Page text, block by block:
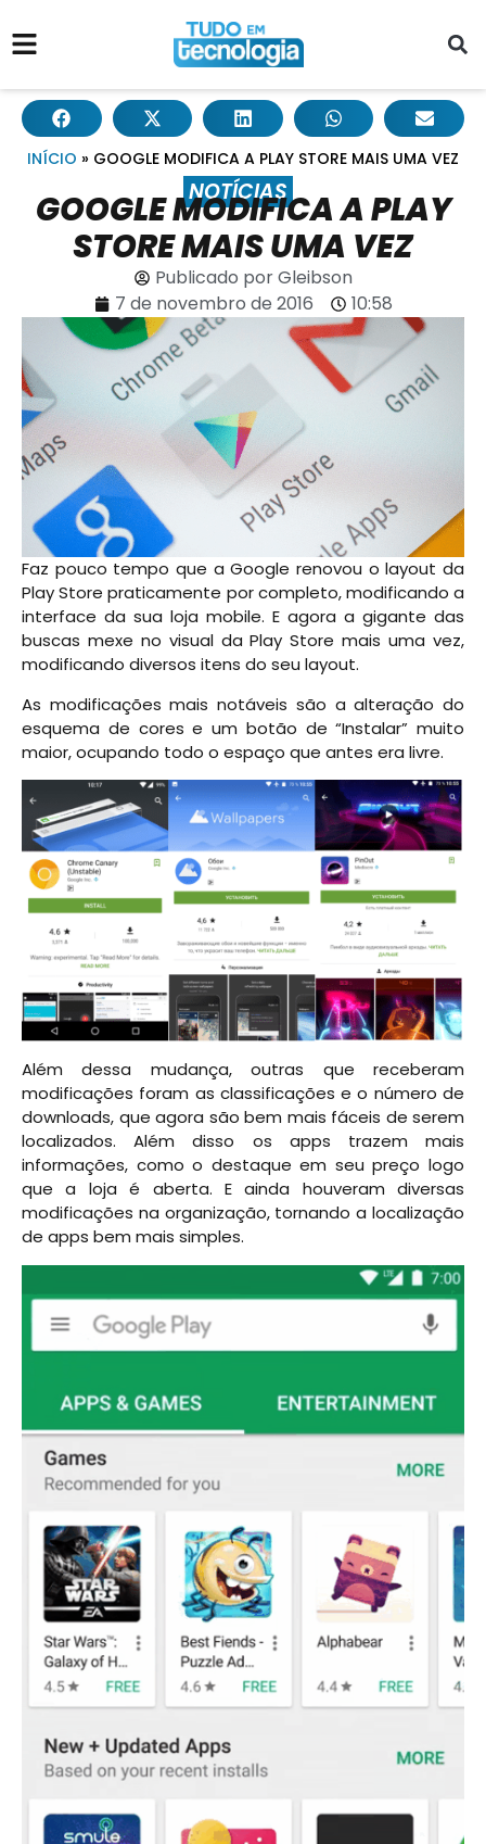
INÍCIO » GOOGLE MODIFICA A PLAY STORE MAIS UMA VEZ
NOTÍCIAS
GOOGLE MODIFICA A PLAY
STORE MAIS UMA VEZ
Publicado porGleibson
7 de novembro de 2016
10:58
Faz pouco tempo que a Google renovou o layout da
Play Store praticamente por completo, modificando a
interface da sua loja mobile. E agora a gigante das
buscas mexe no visual da Play Store mais uma vez,
modificando diversos itens do seu layout.
As modificações mais notáveis são a alteração do
esquema de cores e um botão de “Instalar” muito
maior, ocupando todo o espaço que antes era livre.
Além dessa mudança, outras que receberam
modificações foram as classificações e o número de
downloads, que agora são bem mais fáceis de serem
localizados. Além disso os apps trazem mais
informações, como o destaque em seu preço logo
que a loja é aberta. E ainda houveram diversas
modificações na organização, tornando a localização
de apps bem mais simples.